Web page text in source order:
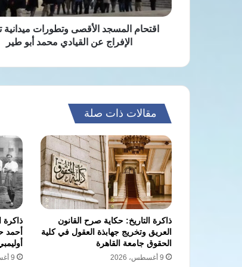
عن
القيادي
محمداقتحام المسجد الأقصى وتطورات
الإفراج عن القيادي محمد أبو طير
مقالات ذات صلة
ذاكرة التاريخ: حكاية صرح القانون
العريق وتخريج جهابذة العقول في كلية
الحقوق جامعة القاهرة
9 أغسطس، 2026
ذاكرة
أحمد
9 أغسطس، 2026